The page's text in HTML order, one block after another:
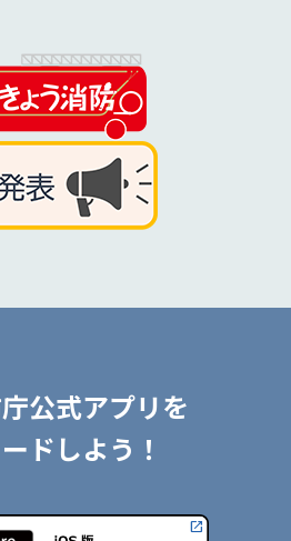
公式アプリを
ドしよう！